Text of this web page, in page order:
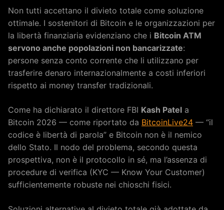
Non tutti accettano il divieto totale come soluzione
ottimale. I sostenitori di Bitcoin e le organizzazioni per
la libertà finanziaria evidenziano che i Bitcoin ATM
servono anche popolazioni non bancarizzate:
persone senza conto corrente che li utilizzano per
trasferire denaro internazionalmente a costi inferiori
rispetto ai money transfer tradizionali.
Come ha dichiarato il direttore FBI Kash Patel a
Bitcoin 2026 — come riportato da BitcoinLive24 — “il
codice è libertà di parola” e Bitcoin non è il nemico
dello Stato. Il nodo del problema, secondo questa
prospettiva, non è il protocollo in sé, ma l’assenza di
procedure di verifica (KYC — Know Your Customer)
sufficientemente robuste nei chioschi fisici.